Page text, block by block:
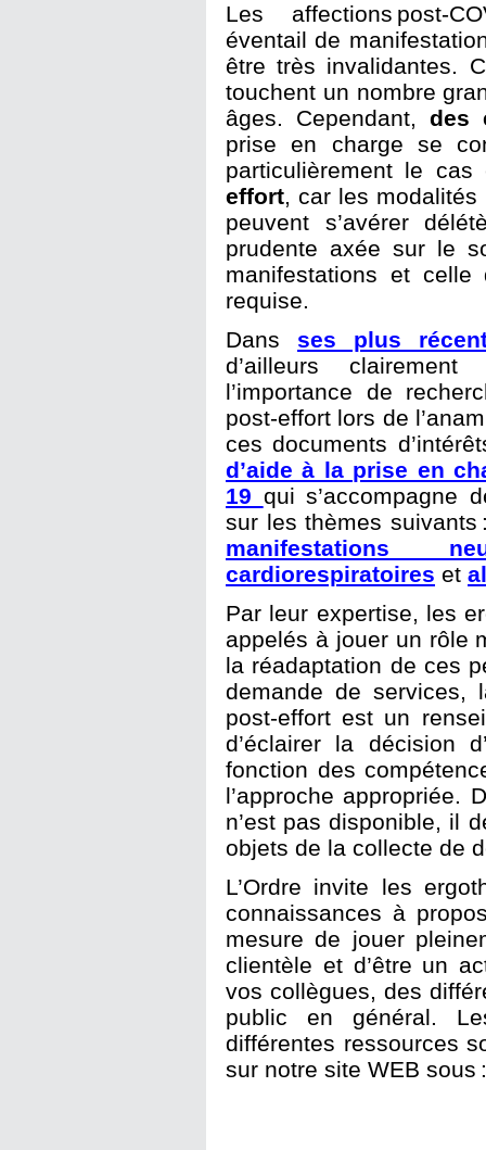
Les affections post-
éventail de
être très invalidantes.
touchent un nombre
âges. Cependant, des
prise en charge se
particulièrement le
effort, car les
peuvent s’avérer
prudente axée sur le
manifestations et
requise.
Dans ses plus
d’ailleurs
l’importance de
post-effort lors de
ces documents
d’aide à la prise en
19 qui s’accompagne
sur les thèmes
manifestations
cardiorespiratoires et
Par leur expertise, les
appelés à jouer un rôle
la réadaptation de ces
demande de services,
post-effort est un
d’éclairer la décision
fonction des
l’approche appropriée.
n’est pas disponible, il
objets de la collecte de
L’Ordre invite les
connaissances à
mesure de jouer
clientèle et d’être un
vos collègues, des
public en général.
différentes ressources
sur notre site WEB sous :